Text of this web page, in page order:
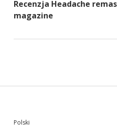
Recenzja Headache
magazine
Sidebar
Polski